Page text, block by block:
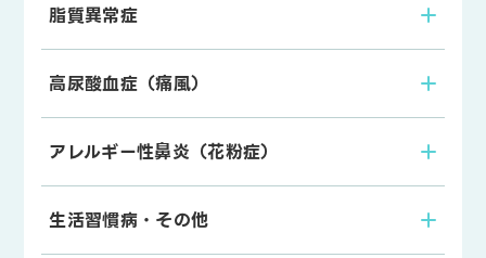
脂質異常症
高尿酸血症（痛風）
アレルギー性鼻炎（花粉症）
生活習慣病・その他